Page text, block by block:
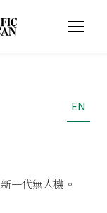
EN
一代無人機。